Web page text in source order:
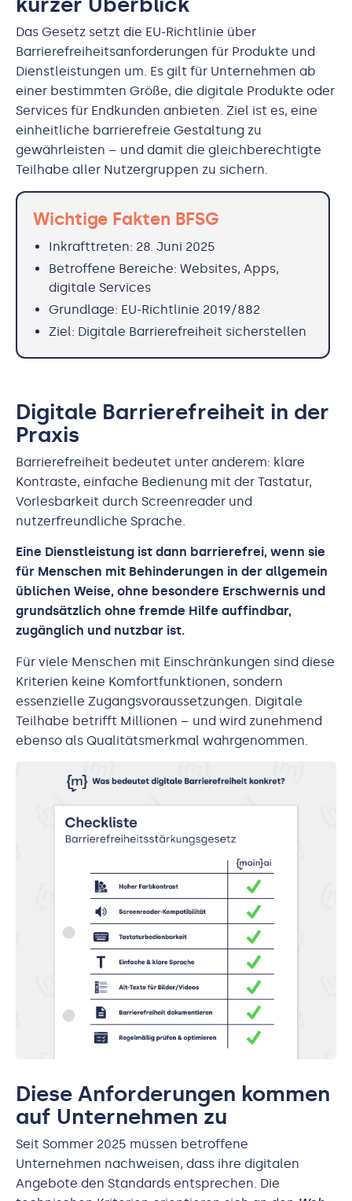
Das Gesetz setzt die EU-Richtlinie über
Barrierefreiheitsanforderungen für Produkte und
Dienstleistungen um. Es gilt für Unternehmen ab
einer bestimmten Größe, die digitale Produkte oder
Services für Endkunden anbieten. Ziel ist es, eine
einheitliche barrierefreie Gestaltung zu
gewährleisten – und damit die gleichberechtigte
Teilhabe aller Nutzergruppen zu sichern.
Wichtige Fakten BFSG
Inkrafttreten: 28. Juni 2025
Betroffene Bereiche: Websites, Apps,
digitale Services
Grundlage: EU-Richtlinie 2019/882
Ziel: Digitale Barrierefreiheit sicherstellen
Digitale Barrierefreiheit in der
Praxis
Barrierefreiheit bedeutet unter anderem: klare
Kontraste, einfache Bedienung mit der Tastatur,
Vorlesbarkeit durch Screenreader und
nutzerfreundliche Sprache.
Eine Dienstleistung ist dann barrierefrei, wenn sie
für Menschen mit Behinderungen in der allgemein
üblichen Weise, ohne besondere Erschwernis und
grundsätzlich ohne fremde Hilfe auffindbar,
zugänglich und nutzbar ist.
Für viele Menschen mit Einschränkungen sind diese
Kriterien keine Komfortfunktionen, sondern
essenzielle Zugangsvoraussetzungen. Digitale
Teilhabe betrifft Millionen – und wird zunehmend
ebenso als Qualitätsmerkmal wahrgenommen.
Diese Anforderungen kommen
auf Unternehmen zu
Seit Sommer 2025 müssen betroffene
Unternehmen nachweisen, dass ihre digitalen
Angebote den Standards entsprechen. Die